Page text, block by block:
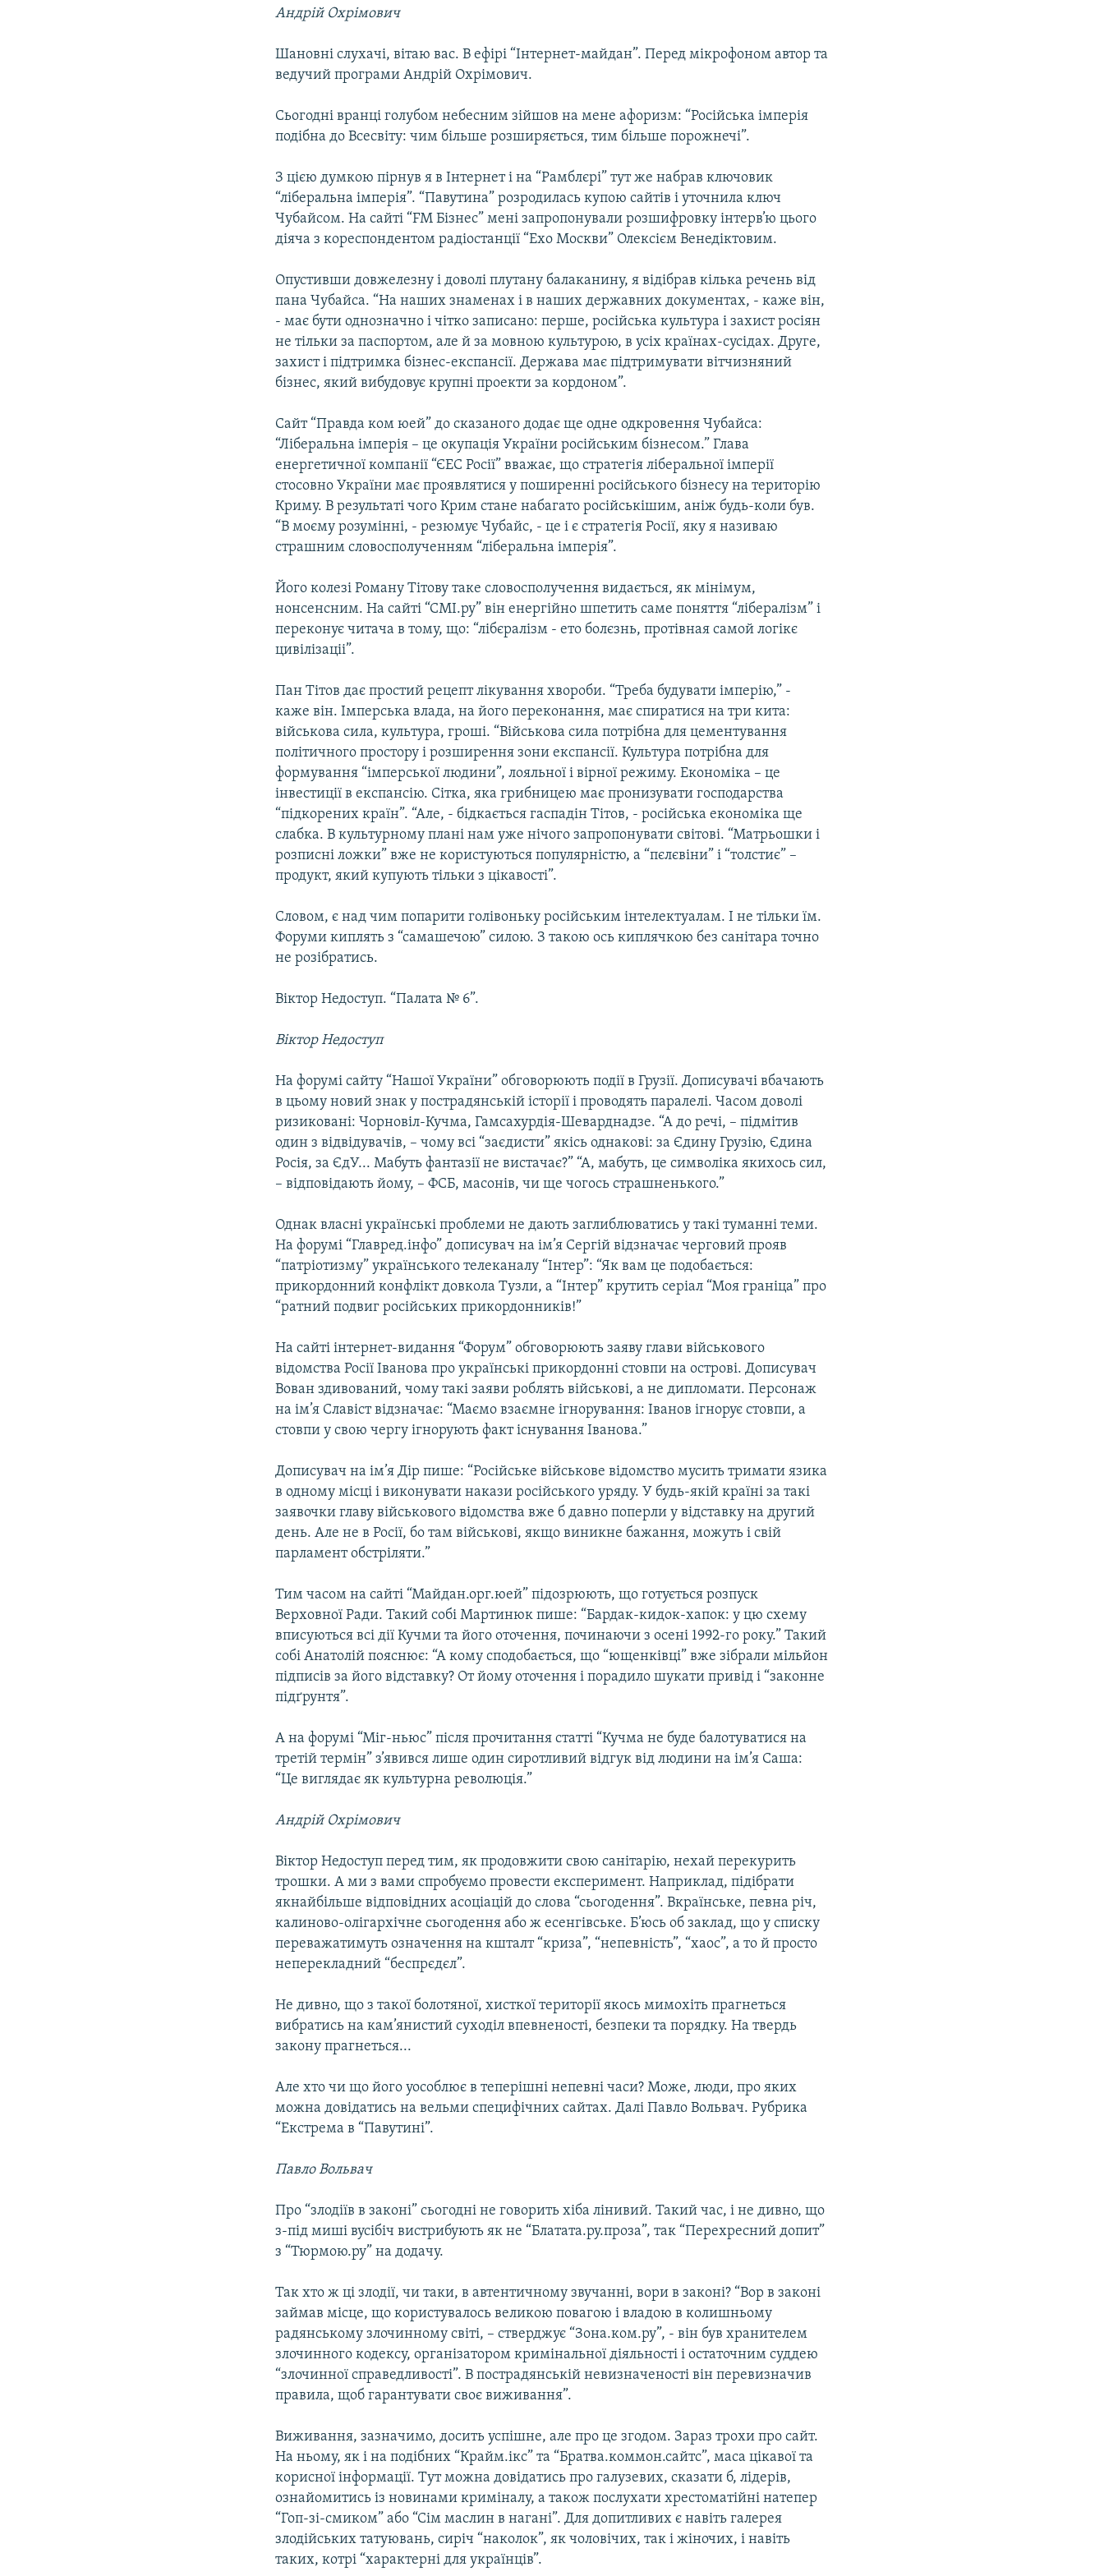
Андрій Охрімович
Шановні слухачі, вітаю вас. В ефірі “Інтернет-майдан”. Перед мікрофоном автор та
ведучий програми Андрій Охрімович.
Сьогодні вранці голубом небесним зійшов на мене афоризм: “Російська імперія
подібна до Всесвіту: чим більше розширяється, тим більше порожнечі”.
З цією думкою пірнув я в Інтернет і на “Рамблєрі” тут же набрав ключовик
“ліберальна імперія”. “Павутина” розродилась купою сайтів і уточнила ключ
Чубайсом. На сайті “FM Бізнес” мені запропонували розшифровку інтерв’ю цього
діяча з кореспондентом радіостанції “Ехо Москви” Олексієм Венедіктовим.
Опустивши довжелезну і доволі плутану балаканину, я відібрав кілька речень від
пана Чубайса. “На наших знаменах і в наших державних документах, - каже він,
- має бути однозначно і чітко записано: перше, російська культура і захист росіян
не тільки за паспортом, але й за мовною культурою, в усіх країнах-сусідах. Друге,
захист і підтримка бізнес-експансії. Держава має підтримувати вітчизняний
бізнес, який вибудовує крупні проекти за кордоном”.
Сайт “Правда ком юей” до сказаного додає ще одне одкровення Чубайса:
“Ліберальна імперія – це окупація України російським бізнесом.” Глава
енергетичної компанії “ЄЕС Росії” вважає, що стратегія ліберальної імперії
стосовно України має проявлятися у поширенні російського бізнесу на територію
Криму. В результаті чого Крим стане набагато російськішим, аніж будь-коли був.
“В моєму розумінні, - резюмує Чубайс, - це і є стратегія Росії, яку я називаю
страшним словосполученням “ліберальна імперія”.
Його колезі Роману Тітову таке словосполучення видається, як мінімум,
нонсенсним. На сайті “СМІ.ру” він енергійно шпетить саме поняття “лібералізм” і
переконує читача в тому, що: “лібєралізм - ето болєзнь, протівная самой логікє
цивілізаціі”.
Пан Тітов дає простий рецепт лікування хвороби. “Треба будувати імперію,” -
каже він. Імперська влада, на його переконання, має спиратися на три кита:
військова сила, культура, гроші. “Військова сила потрібна для цементування
політичного простору і розширення зони експансії. Культура потрібна для
формування “імперської людини”, лояльної і вірної режиму. Економіка – це
інвестиції в експансію. Сітка, яка грибницею має пронизувати господарства
“підкорених країн”. “Але, - бідкається гаспадін Тітов, - російська економіка ще
слабка. В культурному плані нам уже нічого запропонувати світові. “Матрьошки і
розписні ложки” вже не користуються популярністю, а “пєлєвіни” і “толстиє” –
продукт, який купують тільки з цікавості”.
Словом, є над чим попарити голівоньку російським інтелектуалам. І не тільки їм.
Форуми киплять з “самашечою” силою. З такою ось киплячкою без санітара точно
не розібратись.
Віктор Недоступ. “Палата № 6”.
Віктор Недоступ
На форумі сайту “Нашої України” обговорюють події в Грузії. Дописувачі вбачають
в цьому новий знак у пострадянській історії і проводять паралелі. Часом доволі
ризиковані: Чорновіл-Кучма, Гамсахурдія-Шеварднадзе. “А до речі, – підмітив
один з відвідувачів, – чому всі “заєдисти” якісь однакові: за Єдину Грузію, Єдина
Росія, за ЄдУ... Мабуть фантазії не вистачає?” “А, мабуть, це символіка якихось сил,
– відповідають йому, – ФСБ, масонів, чи ще чогось страшненького.”
Однак власні українські проблеми не дають заглиблюватись у такі туманні теми.
На форумі “Главред.інфо” дописувач на ім’я Сергій відзначає черговий прояв
“патріотизму” українського телеканалу “Інтер”: “Як вам це подобається:
прикордонний конфлікт довкола Тузли, а “Інтер” крутить серіал “Моя граніца” про
“ратний подвиг російських прикордонників!”
На сайті інтернет-видання “Форум” обговорюють заяву глави військового
відомства Росії Іванова про українські прикордонні стовпи на острові. Дописувач
Вован здивований, чому такі заяви роблять військові, а не дипломати. Персонаж
на ім’я Славіст відзначає: “Маємо взаємне ігнорування: Іванов ігнорує стовпи, а
стовпи у свою чергу ігнорують факт існування Іванова.”
Дописувач на ім’я Дір пише: “Російське військове відомство мусить тримати язика
в одному місці і виконувати накази російського уряду. У будь-якій країні за такі
заявочки главу військового відомства вже б давно поперли у відставку на другий
день. Але не в Росії, бо там військові, якщо виникне бажання, можуть і свій
парламент обстріляти.”
Тим часом на сайті “Майдан.орг.юей” підозрюють, що готується розпуск
Верховної Ради. Такий собі Мартинюк пише: “Бардак-кидок-хапок: у цю схему
вписуються всі дії Кучми та його оточення, починаючи з осені 1992-го року.” Такий
собі Анатолій пояснює: “А кому сподобається, що “ющенківці” вже зібрали мільйон
підписів за його відставку? От йому оточення і порадило шукати привід і “законне
підґрунтя”.
А на форумі “Міг-ньюс” після прочитання статті “Кучма не буде балотуватися на
третій термін” з’явився лише один сиротливий відгук від людини на ім’я Саша:
“Це виглядає як культурна революція.”
Андрій Охрімович
Віктор Недоступ перед тим, як продовжити свою санітарію, нехай перекурить
трошки. А ми з вами спробуємо провести експеримент. Наприклад, підібрати
якнайбільше відповідних асоціацій до слова “сьогодення”. Вкраїнське, певна річ,
калиново-олігархічне сьогодення або ж есенгівське. Б’юсь об заклад, що у списку
переважатимуть означення на кшталт “криза”, “непевність”, “хаос”, а то й просто
неперекладний “беспрєдєл”.
Не дивно, що з такої болотяної, хисткої території якось мимохіть прагнеться
вибратись на кам’янистий суходіл впевненості, безпеки та порядку. На твердь
закону прагнеться...
Але хто чи що його уособлює в теперішні непевні часи? Може, люди, про яких
можна довідатись на вельми специфічних сайтах. Далі Павло Вольвач. Рубрика
“Екстрема в “Павутині”.
Павло Вольвач
Про “злодіїв в законі” сьогодні не говорить хіба лінивий. Такий час, і не дивно, що
з-під миші вусібіч вистрибують як не “Блатата.ру.проза”, так “Перехресний допит”
з “Тюрмою.ру” на додачу.
Так хто ж ці злодії, чи таки, в автентичному звучанні, вори в законі? “Вор в законі
займав місце, що користувалось великою повагою і владою в колишньому
радянському злочинному світі, – стверджує “Зона.ком.ру”, - він був хранителем
злочинного кодексу, організатором кримінальної діяльності і остаточним суддею
“злочинної справедливості”. В пострадянській невизначеності він перевизначив
правила, щоб гарантувати своє виживання”.
Виживання, зазначимо, досить успішне, але про це згодом. Зараз трохи про сайт.
На ньому, як і на подібних “Крайм.ікс” та “Братва.коммон.сайтс”, маса цікавої та
корисної інформації. Тут можна довідатись про галузевих, сказати б, лідерів,
ознайомитись із новинами криміналу, а також послухати хрестоматійні натепер
“Гоп-зі-смиком” або “Сім маслин в нагані”. Для допитливих є навіть галерея
злодійських татуювань, сиріч “наколок”, як чоловічих, так і жіночих, і навіть
таких, котрі “характерні для українців”.